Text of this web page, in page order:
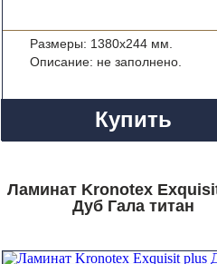
Размеры: 1380x244 мм.
Описание: не заполнено.
Купить
Ламинат Kronotex
Дуб Гала титан